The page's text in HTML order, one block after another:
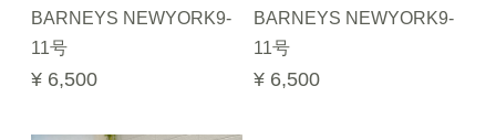
BARNEYS NEWYORK9-
11号
¥ 6,500
BARNEYS NEWYORK9-
11号
¥ 6,500